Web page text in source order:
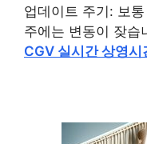
업데이트 주기: 보통
주에는 변동이 잦습
CGV 실시간 상영시